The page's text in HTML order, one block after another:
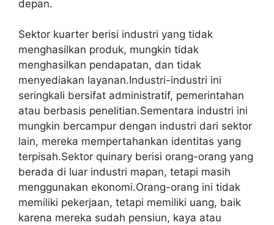
depan.
Sektor kuarter berisi industri yang tidak
menghasilkan produk, mungkin tidak
menghasilkan pendapatan, dan tidak
menyediakan layanan.Industri-industri ini
seringkali bersifat administratif, pemerintahan
atau berbasis penelitian.Sementara industri ini
mungkin bercampur dengan industri dari sektor
lain, mereka mempertahankan identitas yang
terpisah.Sektor quinary berisi orang-orang yang
berada di luar industri mapan, tetapi masih
menggunakan ekonomi.Orang-orang ini tidak
memiliki pekerjaan, tetapi memiliki uang, baik
karena mereka sudah pensiun, kaya atau